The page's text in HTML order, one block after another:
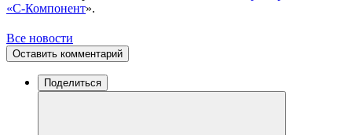
«С-Компонент».
Все новости
Оставить комментарий
Поделиться